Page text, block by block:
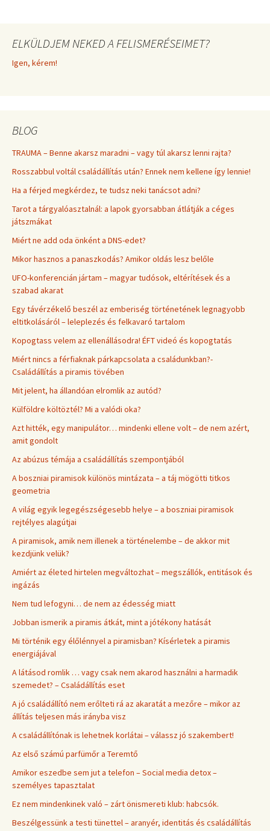
ELKÜLDJEM NEKED A FELISMERÉSEIMET?
Igen, kérem!
BLOG
TRAUMA – Benne akarsz maradni – vagy túl akarsz lenni rajta?
Rosszabbul voltál családállítás után? Ennek nem kellene így lennie!
Ha a férjed megkérdez, te tudsz neki tanácsot adni?
Tarot a tárgyalóasztalnál: a lapok gyorsabban átlátják a céges
játszmákat
Miért ne add oda önként a DNS-edet?
Mikor hasznos a panaszkodás? Amikor oldás lesz belőle
UFO-konferencián jártam – magyar tudósok, eltérítések és a
szabad akarat
Egy távérzékelő beszél az emberiség történetének legnagyobb
eltitkolásáról – leleplezés és felkavaró tartalom
Kopogtass velem az ellenállásodra! ÉFT videó és kopogtatás
Miért nincs a férfiaknak párkapcsolata a családunkban?-
Családállítás a piramis tövében
Mit jelent, ha állandóan elromlik az autód?
Külföldre költöztél? Mi a valódi oka?
Azt hitték, egy manipulátor… mindenki ellene volt – de nem azért,
amit gondolt
Az abúzus témája a családállítás szempontjából
A boszniai piramisok különös mintázata – a táj mögötti titkos
geometria
A világ egyik legegészségesebb helye – a boszniai piramisok
rejtélyes alagútjai
A piramisok, amik nem illenek a történelembe – de akkor mit
kezdjünk velük?
Amiért az életed hirtelen megváltozhat – megszállók, entitások és
ingázás
Nem tud lefogyni… de nem az édesség miatt
Jobban ismerik a piramis átkát, mint a jótékony hatását
Mi történik egy élőlénnyel a piramisban? Kísérletek a piramis
energiájával
A látásod romlik … vagy csak nem akarod használni a harmadik
szemedet? – Családállítás eset
A jó családállító nem erőlteti rá az akaratát a mezőre – mikor az
állítás teljesen más irányba visz
A családállítónak is lehetnek korlátai – válassz jó szakembert!
Az első számú parfümőr a Teremtő
Amikor eszedbe sem jut a telefon – Social media detox –
személyes tapasztalat
Ez nem mindenkinek való – zárt önismereti klub: habcsók.
Beszélgessünk a testi tünettel – aranyér, identitás és családállítás